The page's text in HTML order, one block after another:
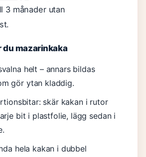
3 månader utan
du mazarinkaka
helt – annars bildas
gör ytan kladdig.
skär kakan i rutor
bit i plastfolie, lägg sedan i
hela kakan i dubbel